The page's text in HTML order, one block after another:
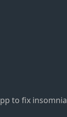
to fix insomnia